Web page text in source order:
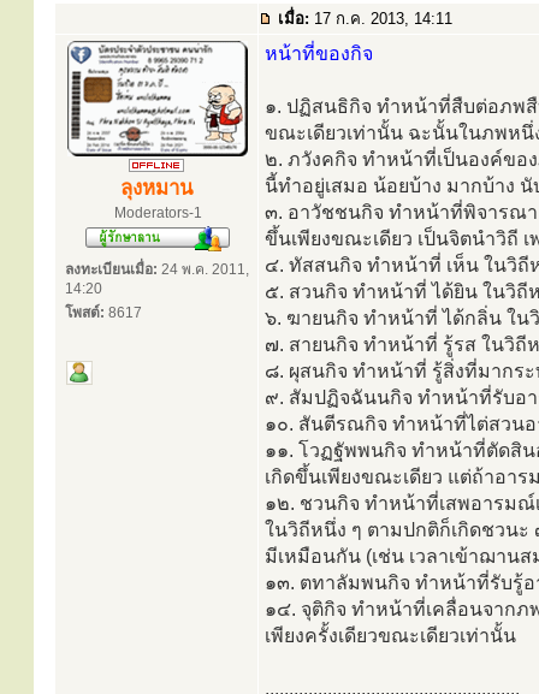
เมื่อ: 17 ก.ค. 2013, 14:11
ลุงหมาน
Moderators-1
ลงทะเบียนเมื่อ: 24 พ.ค. 2011,
14:20
โพสต์: 8617
หน้าที่ของกิจ
๑. ปฏิสนธิกิจ ทำหน้าที่สืบต่อภพ
ขณะเดียวเท่านั้น ฉะนั้นในภพหนึ่
๒. ภวังคกิจ ทำหน้าที่เป็นองค์ขอ
นี้ทำอยู่เสมอ น้อยบ้าง มากบ้าง
๓. อาวัชชนกิจ ทำหน้าที่พิจารณ
ขึ้นเพียงขณะเดียว เป็นจิตนำวิถี
๔. ทัสสนกิจ ทำหน้าที่ เห็น ในวิถี
๕. สวนกิจ ทำหน้าที่ ได้ยิน ในวิถี
๖. ฆายนกิจ ทำหน้าที่ ได้กลิ่น ใน
๗. สายนกิจ ทำหน้าที่ รู้รส ในวิถี
๘. ผุสนกิจ ทำหน้าที่ รู้สิ่งที่มากร
๙. สัมปฏิจฉันนกิจ ทำหน้าที่รับอ
๑๐. สันตีรณกิจ ทำหน้าที่ไต่สวน
๑๑. โวฏฐัพพนกิจ ทำหน้าที่ตัดสิ
เกิดขึ้นเพียงขณะเดียว แต่ถ้าอา
๑๒. ชวนกิจ ทำหน้าที่เสพอารม
ในวิถีหนึ่ง ๆ ตามปกติก็เกิดชวน
มีเหมือนกัน (เช่น เวลาเข้าฌานส
๑๓. ตทาลัมพนกิจ ทำหน้าที่รับรู้
๑๔. จุติกิจ ทำหน้าที่เคลื่อนจาก
เพียงครั้งเดียวขณะเดียวเท่านั้น
.....................................................